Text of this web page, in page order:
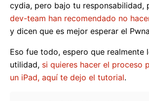
cydia, pero bajo tu responsabilidad,
dev-team han recomendado no
y dicen que es mejor esperar el
Eso fue todo, espero que realmente
utilidad, si quieres hacer el proceso
un iPad, aquí te dejo el tutorial.